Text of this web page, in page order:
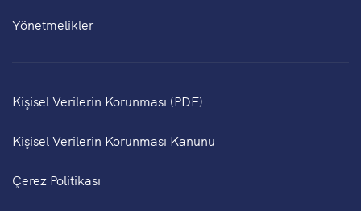
Yönetmelikler
Kişisel Verilerin Korunması (PDF)
Kişisel Verilerin Korunması Kanunu
Çerez Politikası